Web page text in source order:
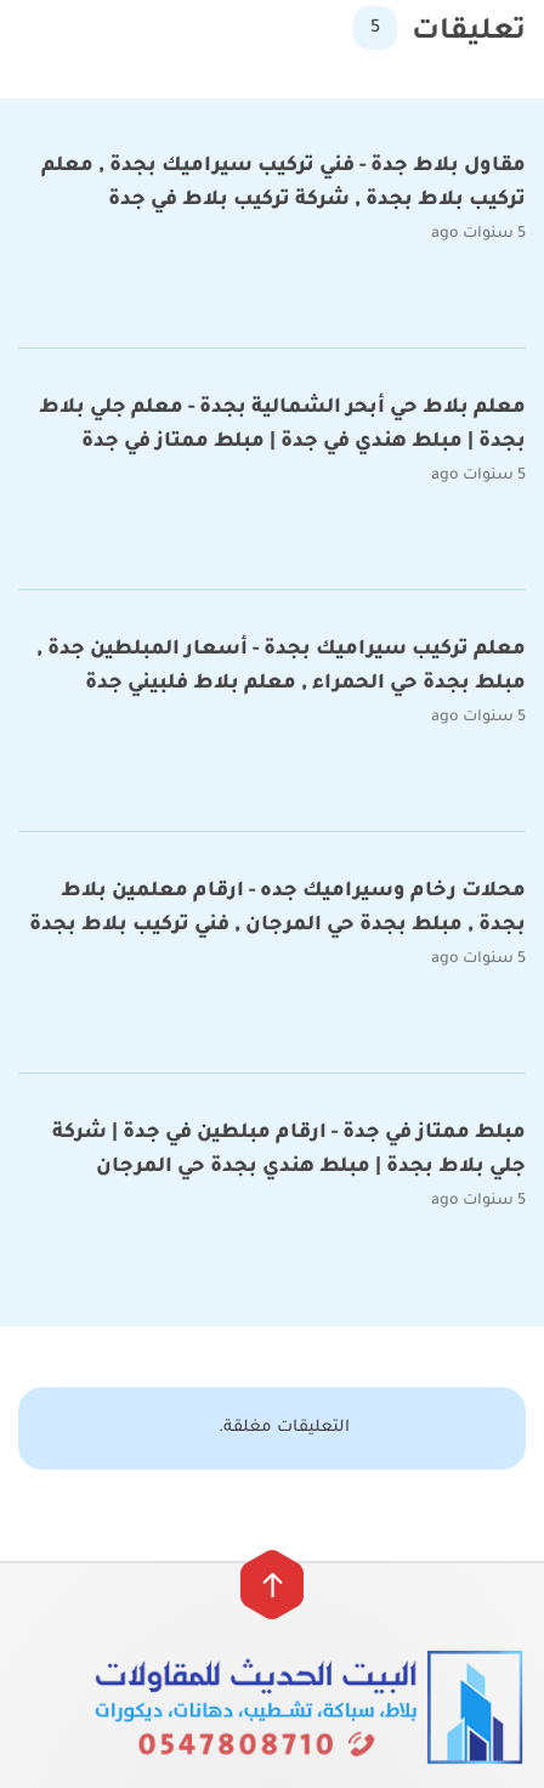
تعليقات 5
مقاول بلاط جدة - فني تركيب سيراميك بجدة , معلم
تركيب بلاط بجدة , شركة تركيب بلاط في جدة
5 سنوات ago
معلم بلاط حي أبحر الشمالية بجدة - معلم جلي بلاط
بجدة | مبلط هندي في جدة | مبلط ممتاز في جدة
5 سنوات ago
معلم تركيب سيراميك بجدة - أسعار المبلطين جدة ,
مبلط بجدة حي الحمراء , معلم بلاط فلبيني جدة
5 سنوات ago
محلات رخام وسيراميك جده - ارقام معلمين بلاط
بجدة , مبلط بجدة حي المرجان , فني تركيب بلاط بجدة
5 سنوات ago
مبلط ممتاز في جدة - ارقام مبلطين في جدة | شركة
جلي بلاط بجدة | مبلط هندي بجدة حي المرجان
5 سنوات ago
التعليقات مغلقة.